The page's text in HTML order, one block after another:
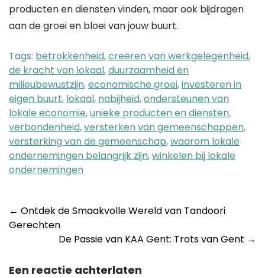
producten en diensten vinden, maar ook bijdragen
aan de groei en bloei van jouw buurt.
Tags: betrokkenheid,creëren van werkgelegenheid,
de kracht van lokaal,duurzaamheid en
milieubewustzijn,economische groei,investeren in
eigen buurt, lokaal, nabijheid,ondersteunen van
lokale economie,unieke producten en diensten,
verbondenheid,versterken van gemeenschappen,
versterking van de gemeenschap,waarom lokale
ondernemingen belangrijk zijn,winkelen bij lokale
ondernemingen
Post
navigation
← Ontdek de Smaakvolle Wereld van Tandoori
Gerechten
De Passie van KAA Gent: Trots van Gent →
Een reactie achterlaten